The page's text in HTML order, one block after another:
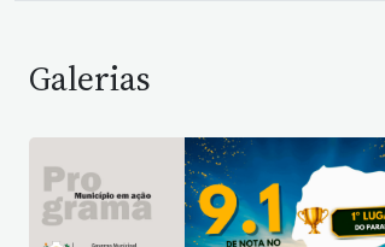
Galerias